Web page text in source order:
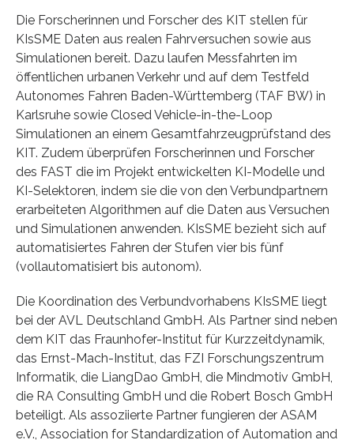
Die Forscherinnen und Forscher des KIT stellen für
KIsSME Daten aus realen Fahrversuchen sowie aus
Simulationen bereit. Dazu laufen Messfahrten im
öffentlichen urbanen Verkehr und auf dem Testfeld
Autonomes Fahren Baden-Württemberg (TAF BW) in
Karlsruhe sowie Closed Vehicle-in-the-Loop
Simulationen an einem Gesamtfahrzeugprüfstand des
KIT. Zudem überprüfen Forscherinnen und Forscher
des FAST die im Projekt entwickelten KI-Modelle und
KI-Selektoren, indem sie die von den Verbundpartnern
erarbeiteten Algorithmen auf die Daten aus Versuchen
und Simulationen anwenden. KIsSME bezieht sich auf
automatisiertes Fahren der Stufen vier bis fünf
(vollautomatisiert bis autonom).
Die Koordination des Verbundvorhabens KIsSME liegt
bei der AVL Deutschland GmbH. Als Partner sind neben
dem KIT das Fraunhofer-Institut für Kurzzeitdynamik,
das Ernst-Mach-Institut, das FZI Forschungszentrum
Informatik, die LiangDao GmbH, die Mindmotiv GmbH,
die RA Consulting GmbH und die Robert Bosch GmbH
beteiligt. Als assoziierte Partner fungieren der ASAM
e.V., Association for Standardization of Automation and